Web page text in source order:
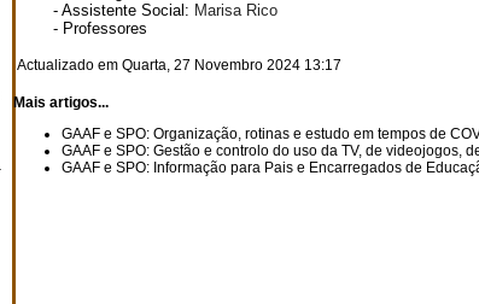
- Assistente Social: Marisa Rico
- Professores
Actualizado em Quarta, 27 Novembro 2024 13:17
Mais artigos...
GAAF e SPO: Organização, rotinas e estudo em tempos de
GAAF e SPO: Gestão e controlo do uso da TV, de videojogos,
GAAF e SPO: Informação para Pais e Encarregados de